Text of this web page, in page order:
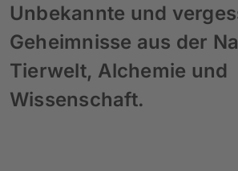
Unbekannte und
Geheimnisse aus der
Tierwelt, Alchemie und
Wissenschaft.